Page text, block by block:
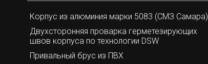
Корпус из алюминия марки 5083 (СМЗ Самара)
Двухсторонняя проварка герметезирующих
швов корпуса по технологии DSW
Привальный брус из ПВХ